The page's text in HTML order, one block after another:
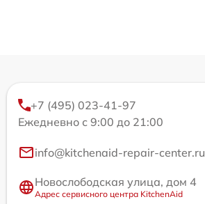
+7 (495) 023-41-97
Ежедневно с 9:00 до 21:00
info@kitchenaid-repair-center.ru
Новослободская улица, дом 4
Адрес сервисного центра KitchenAid